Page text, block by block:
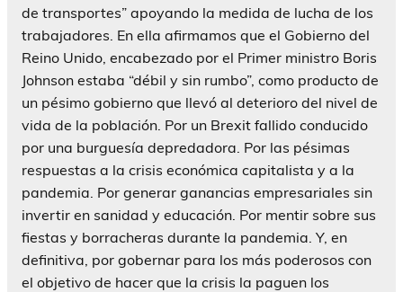
de transportes” apoyando la medida de lucha de los
trabajadores. En ella afirmamos que el Gobierno del
Reino Unido, encabezado por el Primer ministro Boris
Johnson estaba “débil y sin rumbo”, como producto de
un pésimo gobierno que llevó al deterioro del nivel de
vida de la población. Por un Brexit fallido conducido
por una burguesía depredadora. Por las pésimas
respuestas a la crisis económica capitalista y a la
pandemia. Por generar ganancias empresariales sin
invertir en sanidad y educación. Por mentir sobre sus
fiestas y borracheras durante la pandemia. Y, en
definitiva, por gobernar para los más poderosos con
el objetivo de hacer que la crisis la paguen los